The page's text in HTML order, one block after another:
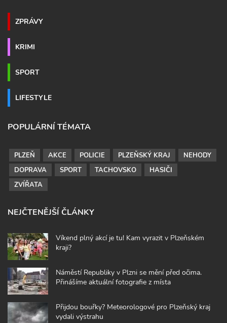
ZPRÁVY
KRIMI
SPORT
LIFESTYLE
POPULÁRNÍ TÉMATA
PLZEŇ AKCE POLICIE PLZEŇSKÝ KRAJ
NEHODY
DOPRAVA
SPORT TACHOVSKO
HASIČI
ZVÍŘATA
NEJČTENĚJŠÍ ČLÁNKY
Víkend plný akcí je tu! Kam vyrazit v Plzeňském
kraji?
Náměstí Republiky v Plzni se mění před očima.
Přinášíme aktuální fotografie z místa
Přijdou bouřky? Meteorologové pro Plzeňský kraj
vydali výstrahu